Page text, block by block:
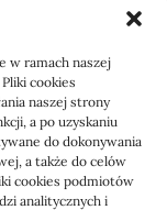
w ramach naszej
cookies
naszej strony
a po uzyskaniu
do dokonywania
a także do celów
cookies podmiotów
analitycznych i